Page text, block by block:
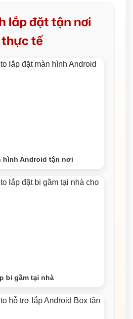
lắp đặt tận nơi
thực tế
hình Android tận nơi
bi gầm tại nhà